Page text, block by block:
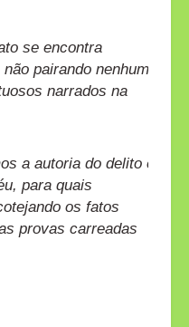
se encontra
pairando nenhuma
narrados na
a autoria do delito e
para quais
os fatos
provas carreadas